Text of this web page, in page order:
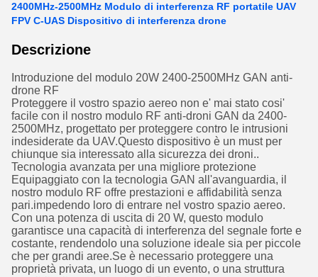
2400MHz-2500MHz Modulo di interferenza RF portatile UAV
FPV C-UAS Dispositivo di interferenza drone
Descrizione
Introduzione del modulo 20W 2400-2500MHz GAN anti-
drone RF
Proteggere il vostro spazio aereo non e' mai stato cosi'
facile con il nostro modulo RF anti-droni GAN da 2400-
2500MHz, progettato per proteggere contro le intrusioni
indesiderate da UAV.Questo dispositivo è un must per
chiunque sia interessato alla sicurezza dei droni..
Tecnologia avanzata per una migliore protezione
Equipaggiato con la tecnologia GAN all'avanguardia, il
nostro modulo RF offre prestazioni e affidabilità senza
pari.impedendo loro di entrare nel vostro spazio aereo.
Con una potenza di uscita di 20 W, questo modulo
garantisce una capacità di interferenza del segnale forte e
costante, rendendolo una soluzione ideale sia per piccole
che per grandi aree.Se è necessario proteggere una
proprietà privata, un luogo di un evento, o una struttura